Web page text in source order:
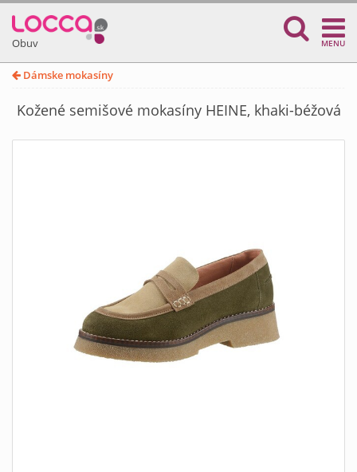
Obuv MENU
Dámske mokasíny
Kožené semišové mokasíny HEINE, khaki-béžová